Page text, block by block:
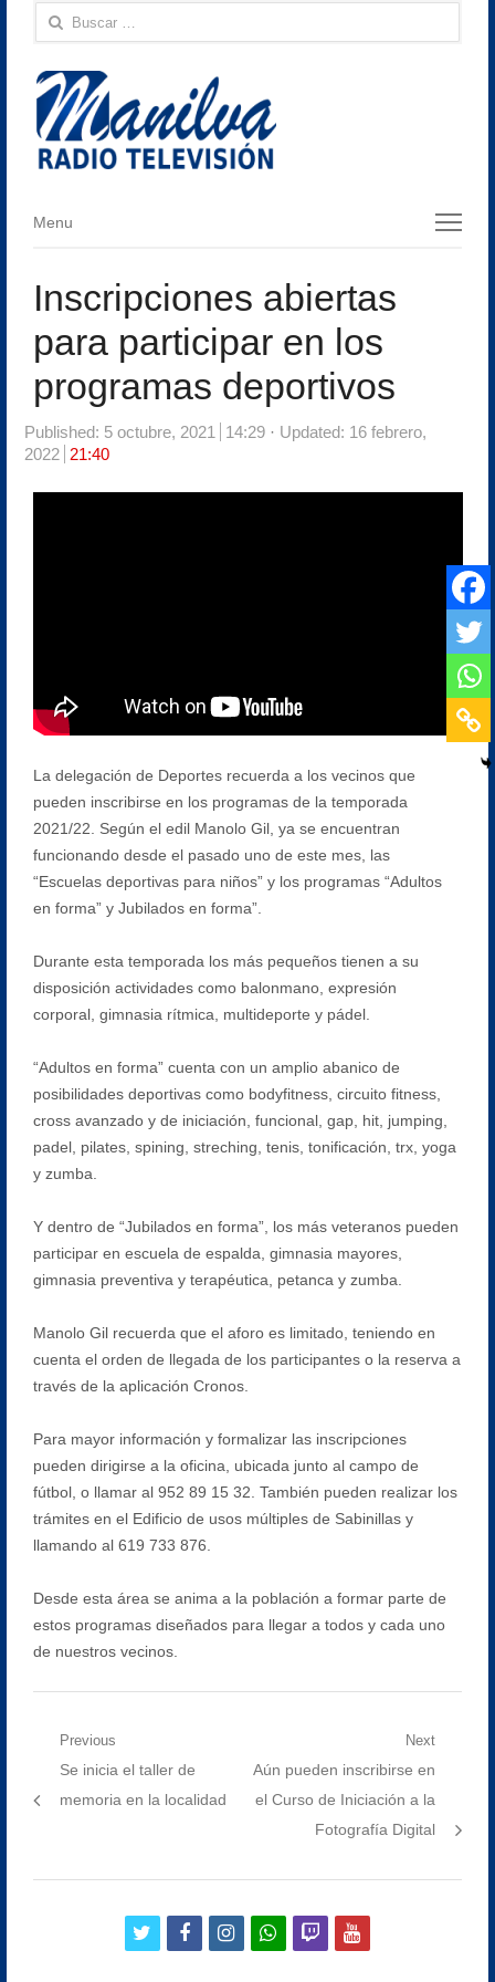
Buscar:
Menu
Menu
Inscripciones abiertas
para participar en los
programas deportivos
Published: 5 octubre, 2021 14:29
Updated: 16 febrero,
2022
21:40
La delegación de Deportes recuerda a los vecinos que
pueden inscribirse en los programas de la temporada
2021/22. Según el edil Manolo Gil, ya se encuentran
funcionando desde el pasado uno de este mes, las
“Escuelas deportivas para niños” y los programas “Adultos
en forma” y Jubilados en forma”.
Durante esta temporada los más pequeños tienen a su
disposición actividades como balonmano, expresión
corporal, gimnasia rítmica, multideporte y pádel.
“Adultos en forma” cuenta con un amplio abanico de
posibilidades deportivas como bodyfitness, circuito fitness,
cross avanzado y de iniciación, funcional, gap, hit, jumping,
padel, pilates, spining, streching, tenis, tonificación, trx, yoga
y zumba.
Y dentro de “Jubilados en forma”, los más veteranos pueden
participar en escuela de espalda, gimnasia mayores,
gimnasia preventiva y terapéutica, petanca y zumba.
Manolo Gil recuerda que el aforo es limitado, teniendo en
cuenta el orden de llegada de los participantes o la reserva a
través de la aplicación Cronos.
Para mayor información y formalizar las inscripciones
pueden dirigirse a la oficina, ubicada junto al campo de
fútbol, o llamar al 952 89 15 32. También pueden realizar los
trámites en el Edificio de usos múltiples de Sabinillas y
llamando al 619 733 876.
Desde esta área se anima a la población a formar parte de
estos programas diseñados para llegar a todos y cada uno
de nuestros vecinos.
Navegación
Previous
Previous
post:
Se inicia el taller de
memoria en la localidad
Next
Next
post:
Aún pueden inscribirse en
el Curso de Iniciación a la
Fotografía Digital
twitterfacebookinstagramwhatsapp
twitchyoutube